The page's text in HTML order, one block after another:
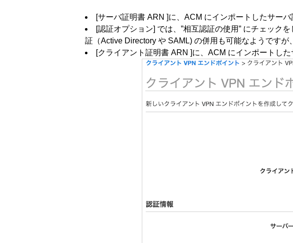
[サーバ証明書 ARN ]に、ACM にインポートしたサー
[認証オプション] では、”相互認証の使用” にチェック
証（Active Directory や SAML) の併用も可能なようですが
[クライアント証明書 ARN ]に、ACM にインポートし